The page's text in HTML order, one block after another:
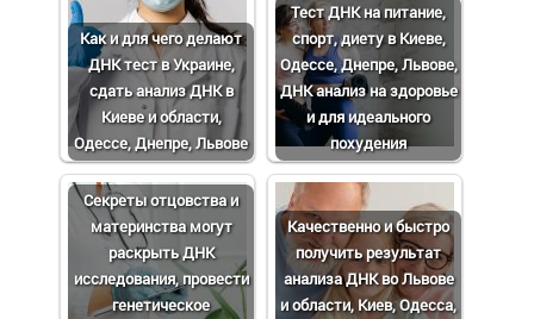
Как и для чего делают
ДНК тест в Украине,
сдать анализ ДНК в
Киеве и области,
Одессе, Днепре, Львове
Тест ДНК на питание,
спорт, диету в Киеве,
Одессе, Днепре, Львове,
ДНК анализ на здоровье
и для идеального
похудения
Cекреты отцовства и
материнства могут
раскрыть ДНК
исследования, провести
генетическое
Качественно и быстро
получить результат
анализа ДНК во Львове
и области, Киев, Одесса,